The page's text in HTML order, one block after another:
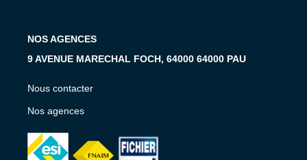
CONTACT
NOS AGENCES
9 AVENUE MARECHAL FOCH, 64000 64000 PAU
Nous contacter
Nos agences